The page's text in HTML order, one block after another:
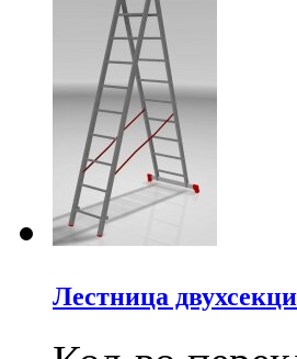
Лестница